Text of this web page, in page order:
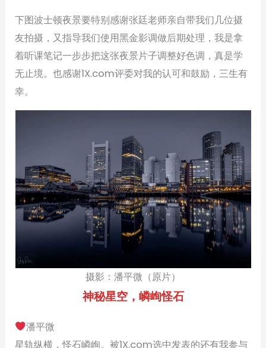
下图波士顿夜景要特别感谢张廷老师亲自带我们几位摄
友拍摄，又指导我们使用黑金影调做后期处理，我是拿
着听课笔记一步步把这张夜景片子调整好色调，真是学
无止境。也感谢1X.com评委对我的认可和鼓励，三生有
幸。
摄影：潘平微（原片）
神秘星空，嶙峋怪石
潘平微
星轨纵横，怪石嶙峋。被1X.com选中发表的还有我参与